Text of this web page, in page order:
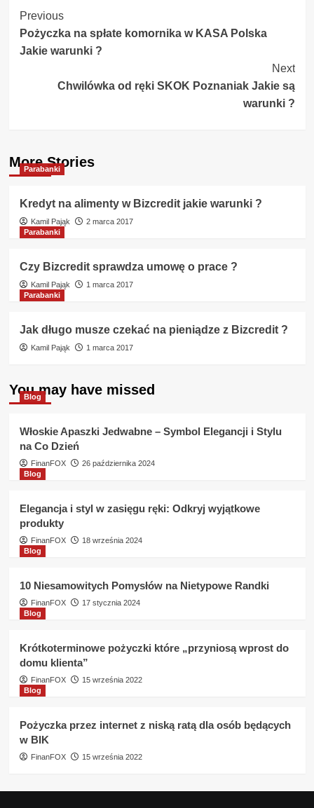
Post
Navigation
Previous
Pożyczka na spłate komornika w KASA Polska
Jakie warunki ?
Next
Chwilówka od ręki SKOK Poznaniak Jakie są
warunki ?
More Stories
Parabanki
Kredyt na alimenty w Bizcredit jakie warunki ?
Kamil Pająk
2 marca 2017
Parabanki
Czy Bizcredit sprawdza umowę o prace ?
Kamil Pająk
1 marca 2017
Parabanki
Jak długo musze czekać na pieniądze z Bizcredit ?
Kamil Pająk 1 marca 2017
You may have missed
Blog
Włoskie Apaszki Jedwabne – Symbol Elegancji i Stylu
na Co Dzień
FinanFOX
26 października 2024
Blog
Elegancja i styl w zasięgu ręki: Odkryj wyjątkowe
produkty
FinanFOX
18 września 2024
Blog
10 Niesamowitych Pomysłów na Nietypowe Randki
FinanFOX
17 stycznia 2024
Blog
Krótkoterminowe pożyczki które „przyniosą wprost do
domu klienta”
FinanFOX
15 września 2022
Blog
Pożyczka przez internet z niską ratą dla osób będących
w BIK
FinanFOX 15 września 2022